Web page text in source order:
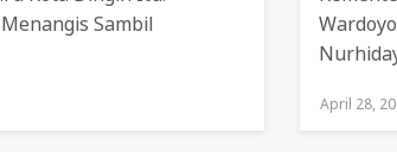
Sambil
Posted
On
April 28,